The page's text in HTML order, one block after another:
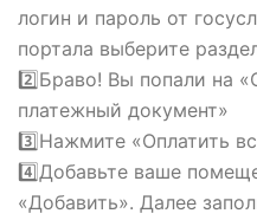
логин и пароль от
портала выберите
2️⃣Браво! Вы попали на
платежный документ»
3️⃣Нажмите «Оплатить
4️⃣Добавьте ваше
«Добавить». Далее